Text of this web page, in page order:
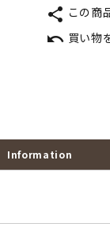
share この商
undo 買い物
Information